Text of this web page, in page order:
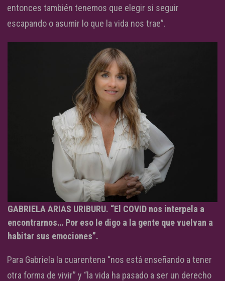
entonces también tenemos que elegir si seguir
escapando o asumir lo que la vida nos trae”.
GABRIELA ARIAS URIBURU. “El COVID nos interpela a
encontrarnos… Por eso le digo a la gente que vuelvan a
habitar sus emociones”.
Para Gabriela la cuarentena “nos está enseñando a tener
otra forma de vivir” y “la vida ha pasado a ser un derecho